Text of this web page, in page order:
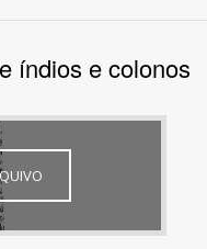
índios e colonos